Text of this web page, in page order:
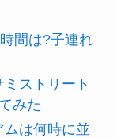
間は?子連れ
ストリート
みた
は何時に並